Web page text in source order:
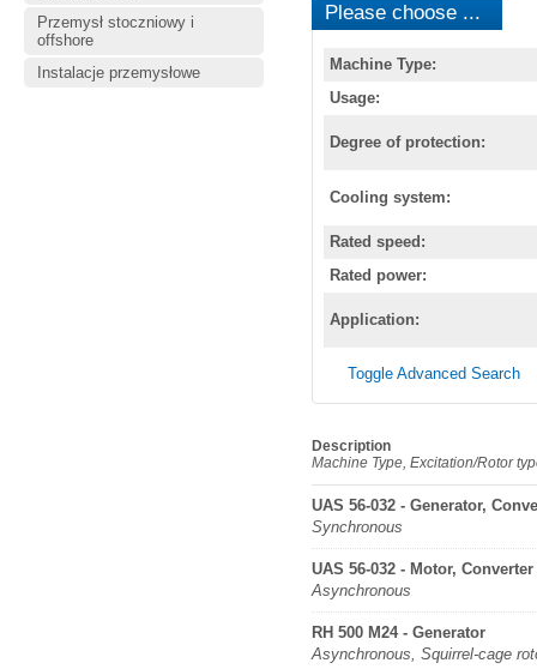
Przemysł stoczniowy i
offshore
Instalacje przemysłowe
Please choose ...
Machine Type:
Usage:
Degree of protection:
Cooling system:
Rated speed:
Rated power:
Application:
Toggle Advanced Search
Description
Machine Type, Excitation/Rotor
UAS 56-032 - Generator,
Synchronous
UAS 56-032 - Motor, Converter
Asynchronous
RH 500 M24 - Generator
Asynchronous, Squirrel-cage